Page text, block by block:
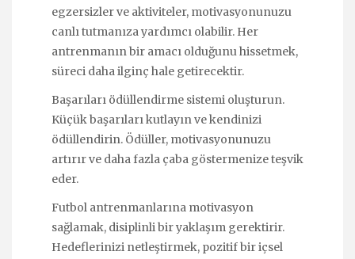
egzersizler ve aktiviteler, motivasyonunuzu
canlı tutmanıza yardımcı olabilir. Her
antrenmanın bir amacı olduğunu hissetmek,
süreci daha ilginç hale getirecektir.
Başarıları ödüllendirme sistemi oluşturun.
Küçük başarıları kutlayın ve kendinizi
ödüllendirin. Ödüller, motivasyonunuzu
artırır ve daha fazla çaba göstermenize teşvik
eder.
Futbol antrenmanlarına motivasyon
sağlamak, disiplinli bir yaklaşım gerektirir.
Hedeflerinizi netleştirmek, pozitif bir içsel